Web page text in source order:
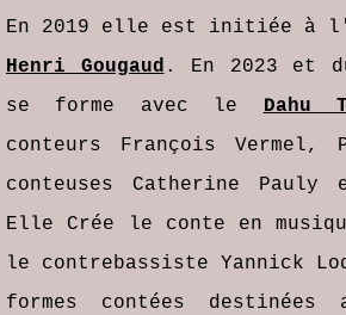
En 2019 elle est initiée à
Henri Gougaud . En 2023 et
se forme avec le Dahu
conteurs François Vermel,
conteuses Catherine Pauly
Elle Crée le conte en
le contrebassiste Yannick
formes contées